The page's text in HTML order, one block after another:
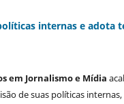
internas e adota
em Jornalismo e Mídia
de suas políticas